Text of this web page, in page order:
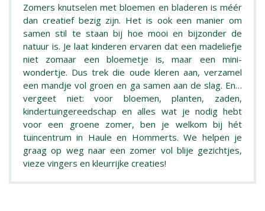
Zomers knutselen met bloemen en bladeren is méér
dan creatief bezig zijn. Het is ook een manier om
samen stil te staan bij hoe mooi en bijzonder de
natuur is. Je laat kinderen ervaren dat een madeliefje
niet zomaar een bloemetje is, maar een mini-
wondertje. Dus trek die oude kleren aan, verzamel
een mandje vol groen en ga samen aan de slag. En…
vergeet niet: voor bloemen, planten, zaden,
kindertuingereedschap en alles wat je nodig hebt
voor een groene zomer, ben je welkom bij hét
tuincentrum in Haule en Hommerts. We helpen je
graag op weg naar een zomer vol blije gezichtjes,
vieze vingers en kleurrijke creaties!